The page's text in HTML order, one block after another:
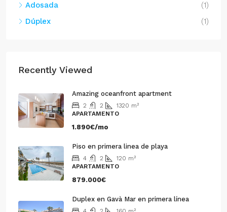
Adosada
(1)
Dúplex
(1)
Recently Viewed
Amazing oceanfront apartment
2 2 1320 m²
APARTAMENTO
1.890€/mo
Piso en primera linea de playa
4 2 120 m²
APARTAMENTO
879.000€
Duplex en Gavà Mar en primera línea